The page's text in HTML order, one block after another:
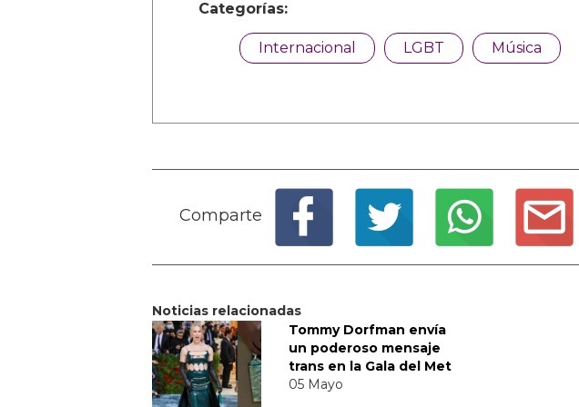
Categorías:
Internacional LGBT Música
Comparte
Noticias relacionadas
Tommy Dorfman envía
un poderoso mensaje
trans en la Gala del Met
05 Mayo